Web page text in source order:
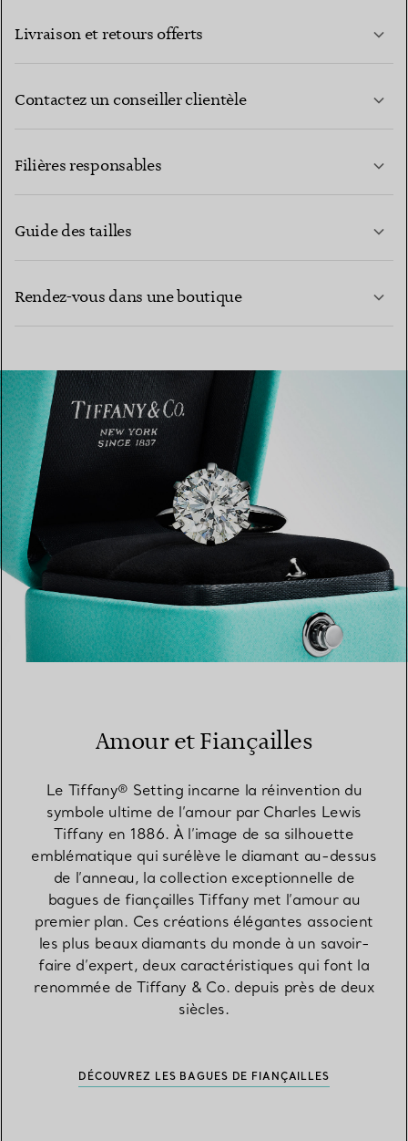
Livraison et retours offerts
Contactez un conseiller clientèle
Filières responsables
Guide des tailles
Rendez-vous dans une boutique
TROUVEZ LA BOUTIQUE LA PLUS PROCHE
Amour et Fiançailles
Le Tiffany® Setting incarne la réinvention du
symbole ultime de l’amour par Charles Lewis
Tiffany en 1886. À l’image de sa silhouette
emblématique qui surélève le diamant au-dessus
de l’anneau, la collection exceptionnelle de
bagues de fiançailles Tiffany met l’amour au
premier plan. Ces créations élégantes associent
les plus beaux diamants du monde à un savoir-
faire d’expert, deux caractéristiques qui font la
renommée de Tiffany & Co. depuis près de deux
siècles.
DÉCOUVREZ LES BAGUES DE FIANÇAILLES